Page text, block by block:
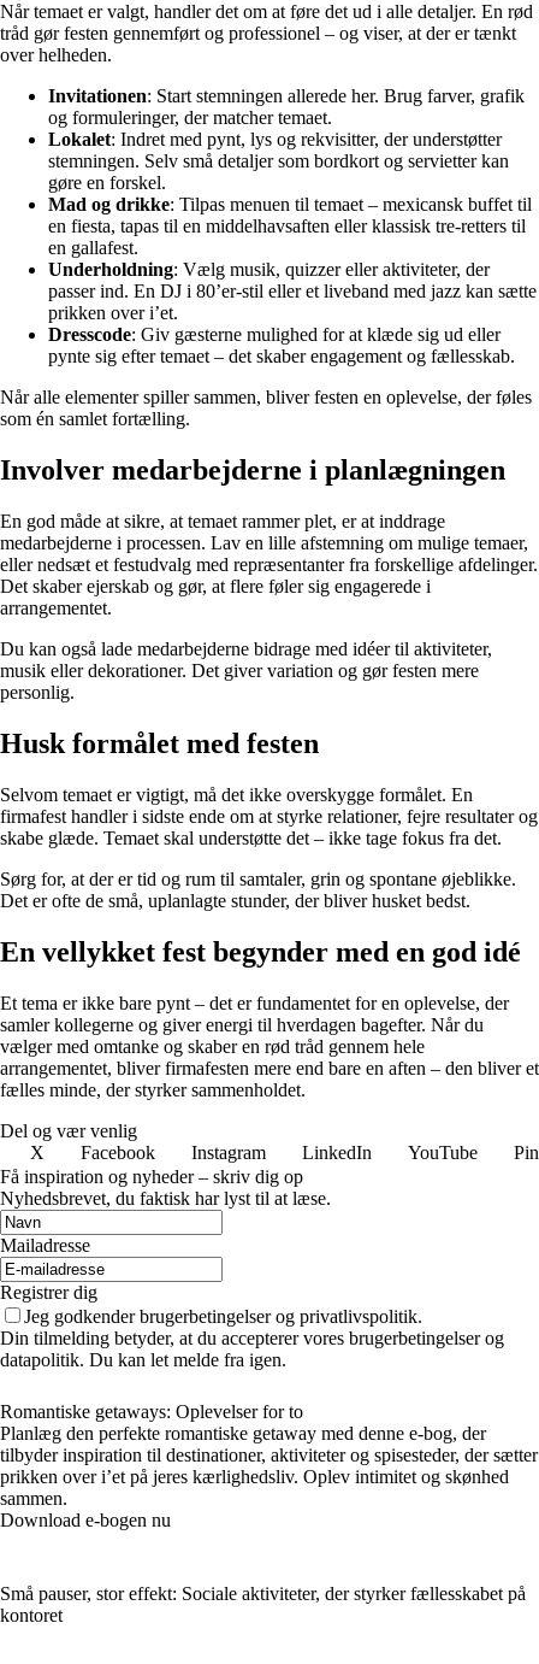
Når temaet er valgt, handler det om at føre det ud i alle detaljer. En rød
tråd gør festen gennemført og professionel – og viser, at der er tænkt
over helheden.
Invitationen: Start stemningen allerede her. Brug farver, grafik
og formuleringer, der matcher temaet.
Lokalet: Indret med pynt, lys og rekvisitter, der understøtter
stemningen. Selv små detaljer som bordkort og servietter kan
gøre en forskel.
Mad og drikke: Tilpas menuen til temaet – mexicansk buffet til
en fiesta, tapas til en middelhavsaften eller klassisk tre-retters til
en gallafest.
Underholdning: Vælg musik, quizzer eller aktiviteter, der
passer ind. En DJ i 80’er-stil eller et liveband med jazz kan sætte
prikken over i’et.
Dresscode: Giv gæsterne mulighed for at klæde sig ud eller
pynte sig efter temaet – det skaber engagement og fællesskab.
Når alle elementer spiller sammen, bliver festen en oplevelse, der føles
som én samlet fortælling.
Involver medarbejderne i planlægningen
En god måde at sikre, at temaet rammer plet, er at inddrage
medarbejderne i processen. Lav en lille afstemning om mulige temaer,
eller nedsæt et festudvalg med repræsentanter fra forskellige afdelinger.
Det skaber ejerskab og gør, at flere føler sig engagerede i
arrangementet.
Du kan også lade medarbejderne bidrage med idéer til aktiviteter,
musik eller dekorationer. Det giver variation og gør festen mere
personlig.
Husk formålet med festen
Selvom temaet er vigtigt, må det ikke overskygge formålet. En
firmafest handler i sidste ende om at styrke relationer, fejre resultater og
skabe glæde. Temaet skal understøtte det – ikke tage fokus fra det.
Sørg for, at der er tid og rum til samtaler, grin og spontane øjeblikke.
Det er ofte de små, uplanlagte stunder, der bliver husket bedst.
En vellykket fest begynder med en god idé
Et tema er ikke bare pynt – det er fundamentet for en oplevelse, der
samler kollegerne og giver energi til hverdagen bagefter. Når du
vælger med omtanke og skaber en rød tråd gennem hele
arrangementet, bliver firmafesten mere end bare en aften – den bliver et
fælles minde, der styrker sammenholdet.
Del og vær venlig
X
Facebook Instagram LinkedIn YouTube
Få inspiration og nyheder – skriv dig op
Nyhedsbrevet, du faktisk har lyst til at læse.
Mailadresse
Registrer dig
Jeg godkender brugerbetingelser og privatlivspolitik.
Din tilmelding betyder, at du accepterer vores brugerbetingelser og
datapolitik. Du kan let melde fra igen.
Romantiske getaways: Oplevelser for to
Planlæg den perfekte romantiske getaway med denne e-bog, der
tilbyder inspiration til destinationer, aktiviteter og spisesteder, der sætter
prikken over i’et på jeres kærlighedsliv. Oplev intimitet og skønhed
sammen.
Download e-bogen nu
Små pauser, stor effekt: Sociale aktiviteter, der styrker fællesskabet på
kontoret